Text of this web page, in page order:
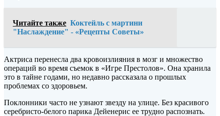
Читайте также Коктейль с мартини
"Наслаждение" - «Рецепты Советы»
Актриса перенесла два кровоизлияния в мозг и множество
операций во время съемок в «Игре Престолов». Она хранила
это в тайне годами, но недавно рассказала о прошлых
проблемах со здоровьем.
Поклонники часто не узнают звезду на улице. Без красивого
серебристо-белого парика Дейенерис ее трудно распознать.